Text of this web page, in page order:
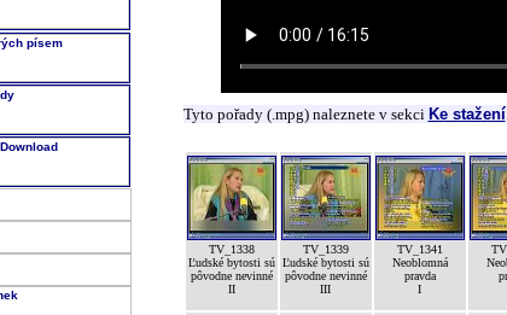
Tyto pořady (.mpg) naleznete v sekci Ke stažení
TV_1338
Ľudské bytosti sú
pôvodne nevinné
II
TV_1339
Ľudské bytosti sú
pôvodne nevinné
III
TV_1341
Neoblomná
pravda
I